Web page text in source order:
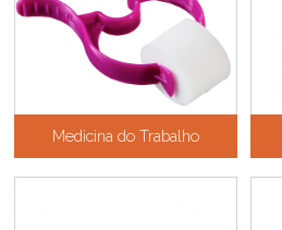
Medicina do Trabalho